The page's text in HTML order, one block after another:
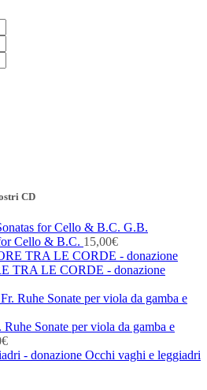
CD
G.B.
Cello & B.C. 15,00€
TRA LE CORDE - donazione
Sonate per viola da gamba e
€
Occhi vaghi e leggiadri